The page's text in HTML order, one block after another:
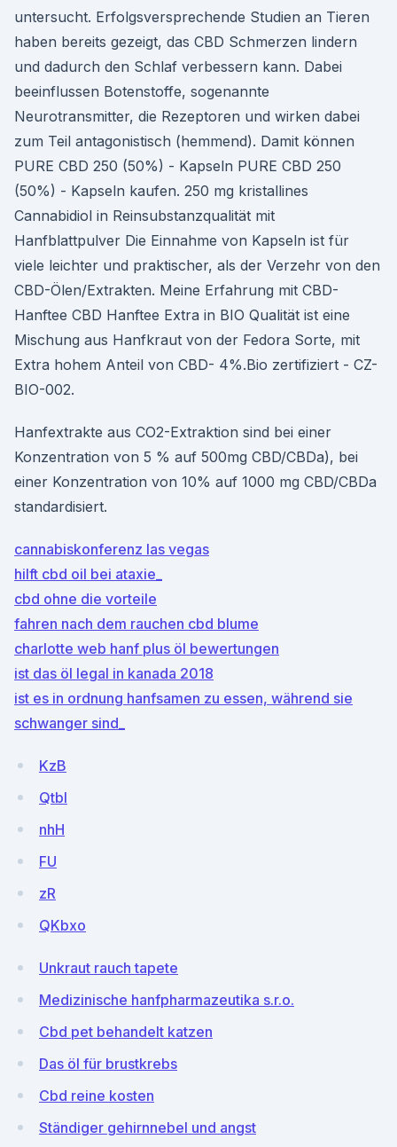
untersucht. Erfolgsversprechende Studien an Tieren
haben bereits gezeigt, das CBD Schmerzen lindern
und dadurch den Schlaf verbessern kann. Dabei
beeinflussen Botenstoffe, sogenannte
Neurotransmitter, die Rezeptoren und wirken dabei
zum Teil antagonistisch (hemmend). Damit können
PURE CBD 250 (50%) - Kapseln PURE CBD 250
(50%) - Kapseln kaufen. 250 mg kristallines
Cannabidiol in Reinsubstanzqualität mit
Hanfblattpulver Die Einnahme von Kapseln ist für
viele leichter und praktischer, als der Verzehr von den
CBD-Ölen/Extrakten. Meine Erfahrung mit CBD-
Hanftee CBD Hanftee Extra in BIO Qualität ist eine
Mischung aus Hanfkraut von der Fedora Sorte, mit
Extra hohem Anteil von CBD- 4%.Bio zertifiziert - CZ-
BIO-002.
Hanfextrakte aus CO2-Extraktion sind bei einer
Konzentration von 5 % auf 500mg CBD/CBDa), bei
einer Konzentration von 10% auf 1000 mg CBD/CBDa
standardisiert.
cannabiskonferenz las vegas
hilft cbd oil bei ataxie_
cbd ohne die vorteile
fahren nach dem rauchen cbd blume
charlotte web hanf plus öl bewertungen
ist das öl legal in kanada 2018
ist es in ordnung hanfsamen zu essen, während sie
schwanger sind_
KzB
Qtbl
nhH
FU
zR
QKbxo
Unkraut rauch tapete
Medizinische hanfpharmazeutika s.r.o.
Cbd pet behandelt katzen
Das öl für brustkrebs
Cbd reine kosten
Ständiger gehirnnebel und angst